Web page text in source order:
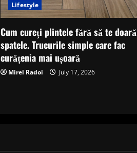
Lifestyle
Cum cureți plintele fără să te doară
spatele. Trucurile simple care fac
curățenia mai ușoară
Mirel Radoi July 17, 2026